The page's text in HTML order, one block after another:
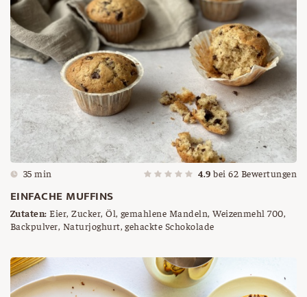
35 min 4.9 bei62 Bewertungen
EINFACHE MUFFINS
Zutaten: Eier, Zucker, Öl, gemahlene Mandeln, Weizenmehl 700,
Backpulver, Naturjoghurt, gehackte Schokolade